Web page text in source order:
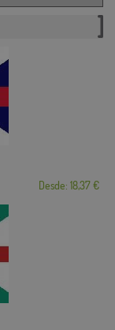
Desde: 18,37 €